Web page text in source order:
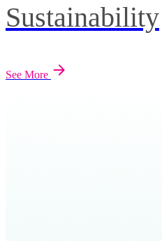
Sustainability
See More